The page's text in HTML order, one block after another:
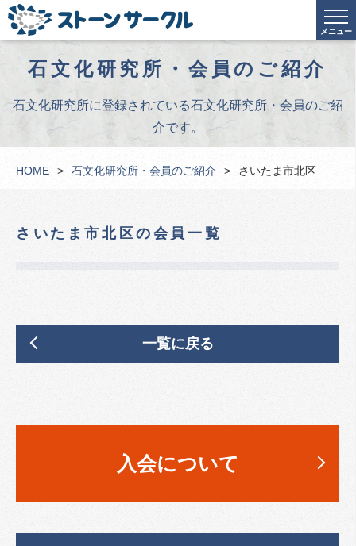
メニュー
石文化研究所・会員のご紹介
石文化研究所に登録されている石文化研究所・会員のご紹
介です。
HOME 石文化研究所・会員のご紹介 さいたま市北区
さいたま市北区の会員一覧
一覧に戻る
入会について